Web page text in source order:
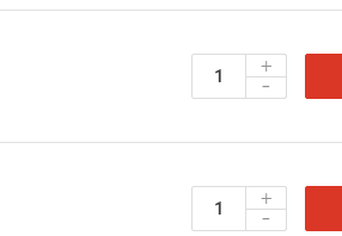
+
-
+
-